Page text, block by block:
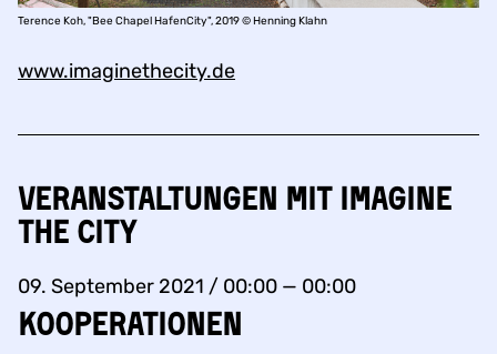
Terence Koh, "Bee Chapel HafenCity", 2019 © Henning Klahn
www.imaginethecity.de
Veranstaltungen mit IMAGINE
THE CITY
09. September 2021 / 00:00 — 00:00
KOOPERATIONEN